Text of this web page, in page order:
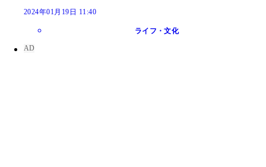
2024年01月19日 11:40
ライフ・文化